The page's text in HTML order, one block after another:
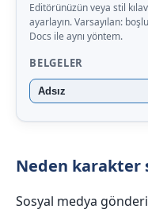
Editörünüzün veya stil
ayarlayın. Varsayılan:
Docs ile aynı yöntem.
BELGELER
Adsız
Neden karakter
Sosyal medya